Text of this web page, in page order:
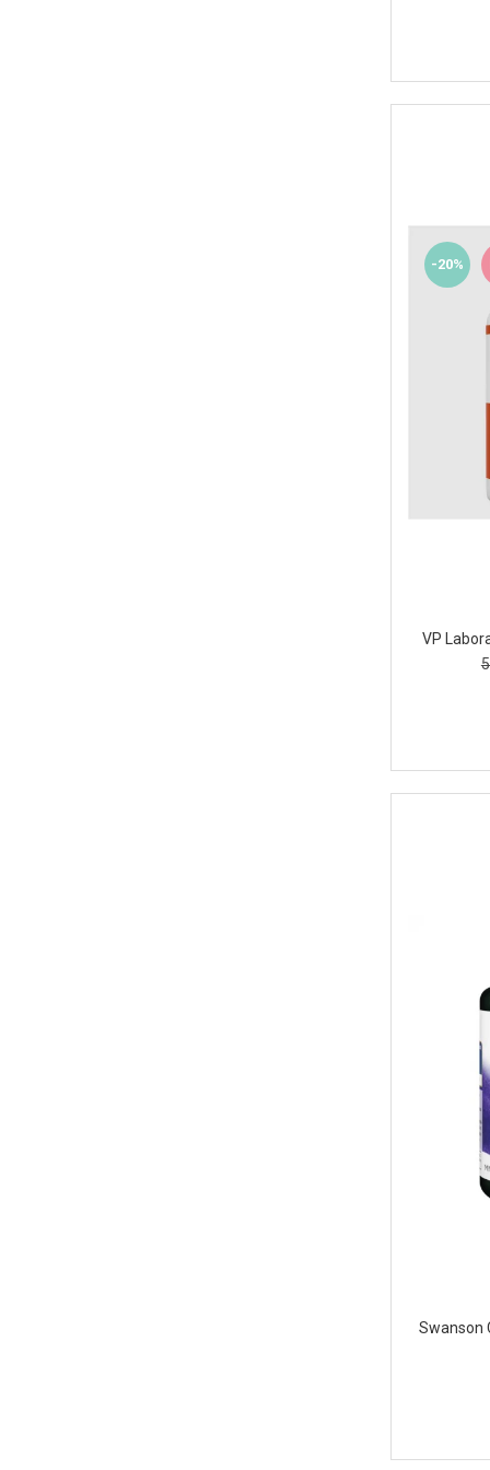
-20%
VP
Swanson